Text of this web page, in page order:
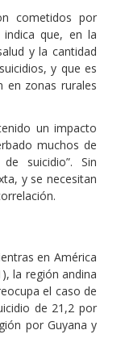
cometidos por
que, en la
y la cantidad
y que es
en zonas rurales
un impacto
muchos de
suicidio”. Sin
y se necesitan
en América
la región andina
el caso de
de 21,2 por
por Guyana y